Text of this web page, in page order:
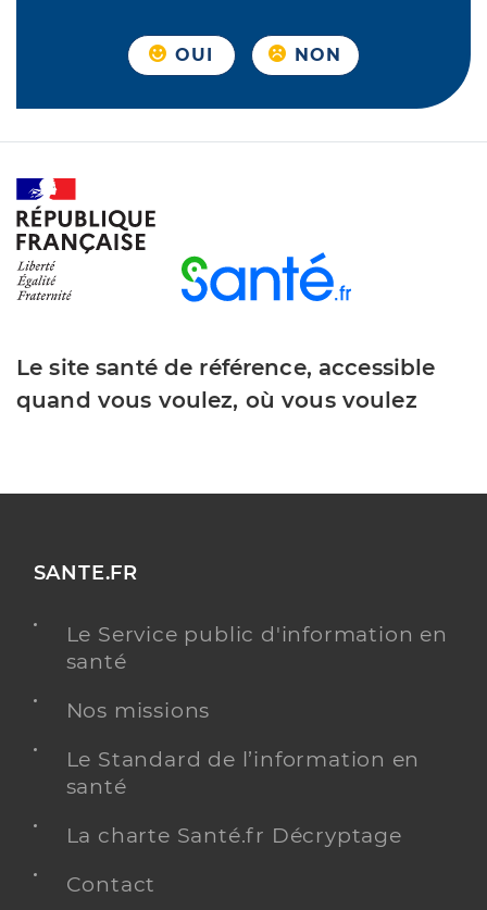
OUI NON
Le site santé de référence, accessible
quand vous voulez, où vous voulez
SANTE.FR
Le Service public d'information en
santé
Nos missions
Le Standard de l’information en
santé
La charte Santé.fr Décryptage
Contact